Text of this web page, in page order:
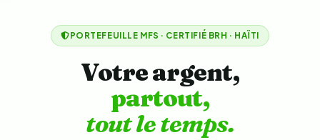
PORTEFEUILLE MFS · CERTIFIÉ BRH · HAÏTI
Votre argent,
partout,
tout le temps.